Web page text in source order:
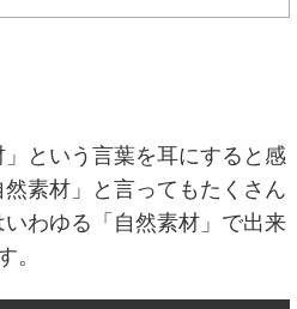
という言葉を耳にすると感
素材」と言ってもたくさん
わゆる「自然素材」で出来
。